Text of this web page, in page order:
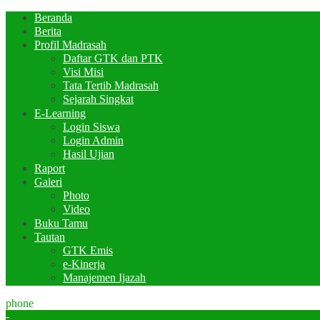
Beranda
Berita
Profil Madrasah
Daftar GTK dan PTK
Visi Misi
Tata Tertib Madrasah
Sejarah Singkat
E-Learning
Login Siswa
Login Admin
Hasil Ujian
Raport
Galeri
Photo
Video
Buku Tamu
Tautan
GTK Emis
e-Kinerja
Manajemen Ijazah
phone
-